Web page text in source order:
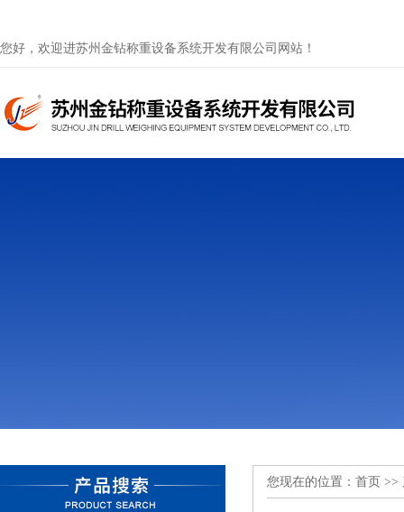
您好，欢迎进苏州金钻称重设备系统开发有限公司网站！
您现在的位置： 首页 >>